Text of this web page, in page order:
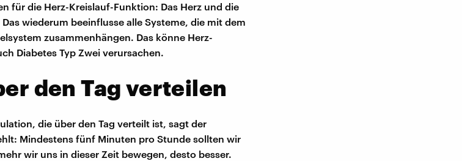
für die Herz-Kreislauf-Funktion: Das Herz und die
wiederum beeinflusse alle Systeme, die mit dem
zusammenhängen. Das könne Herz-
Diabetes Typ Zwei verursachen.
den Tag verteilen
die über den Tag verteilt ist, sagt der
Mindestens fünf Minuten pro Stunde sollten wir
wir uns in dieser Zeit bewegen, desto besser.